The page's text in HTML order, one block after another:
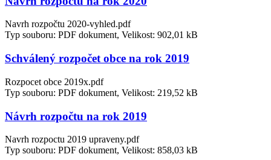
Navrh rozpočtu 2020-vyhled.pdf
Typ souboru: PDF dokument, Velikost: 902,01 kB
Schválený rozpočet obce na rok 2019
Rozpocet obce 2019x.pdf
Typ souboru: PDF dokument, Velikost: 219,52 kB
Návrh rozpočtu na rok 2019
Navrh rozpoctu 2019 upraveny.pdf
Typ souboru: PDF dokument, Velikost: 858,03 kB